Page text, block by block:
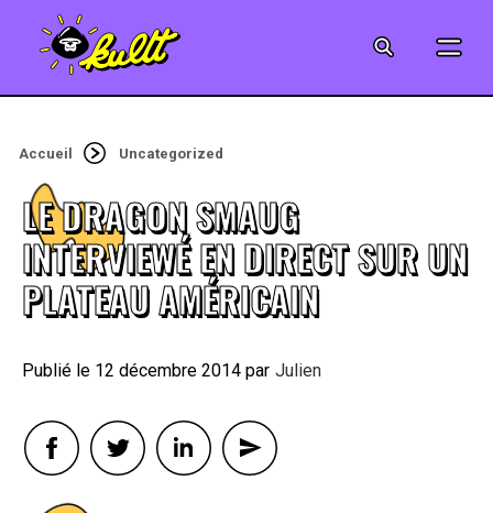
MUSIQUE
CRÉATION
ART
JEUX-VIDÉO
VINTAGE
Accueil Uncategorized
LE DRAGON SMAUG
INTERVIEWÉ EN DIRECT SUR UN
PLATEAU AMÉRICAIN
12 décembre 2014 By Julien